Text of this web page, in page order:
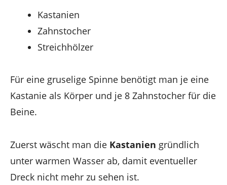
Kastanien
Zahnstocher
Streichhölzer
Für eine gruselige Spinne benötigt man je eine
Kastanie als Körper und je 8 Zahnstocher für die
Beine.
Zuerst wäscht man die Kastanien gründlich
unter warmen Wasser ab, damit eventueller
Dreck nicht mehr zu sehen ist.